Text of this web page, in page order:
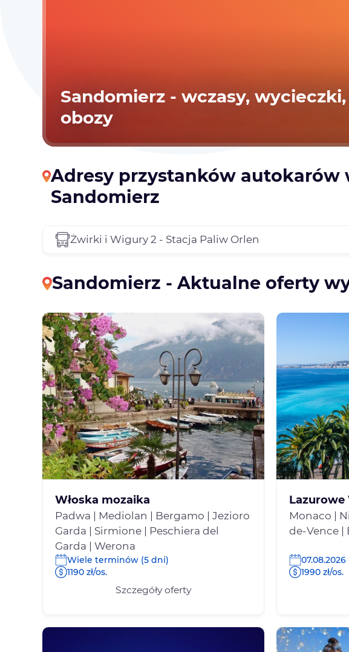
Sandomierz - wczasy,
obozy
Adresy przystanków autokarów
Sandomierz
Żwirki i Wigury 2 - Stacja Paliw Orlen
Sandomierz - Aktualne oferty
Włoska mozaika
Padwa | Mediolan | Bergamo | Jezioro
Garda | Sirmione | Peschiera del
Garda | Werona
Wiele terminów (5 dni)
1190 zł/os.
Szczegóły oferty
Lazurowe
Monaco |
de-Vence |
07.08.2026
1990 zł/os.